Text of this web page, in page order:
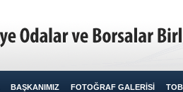
BAŞKANIMIZ FOTOĞRAF GALERİSİ